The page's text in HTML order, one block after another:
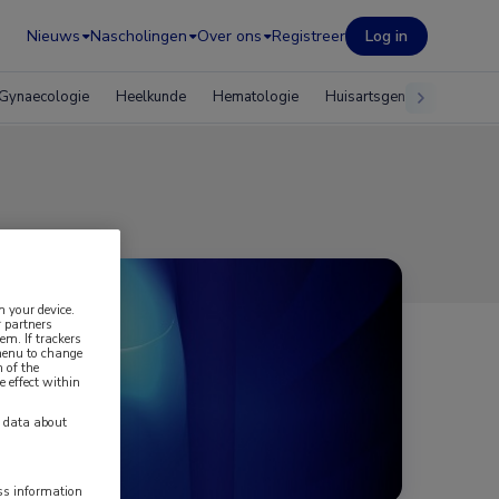
Nieuws Nascholingen Over ons Registreer Log in
Heelkunde Hematologie Huisartsgeneeskunde
device.
partners
If trackers
to change
of the
effect within
data about
information